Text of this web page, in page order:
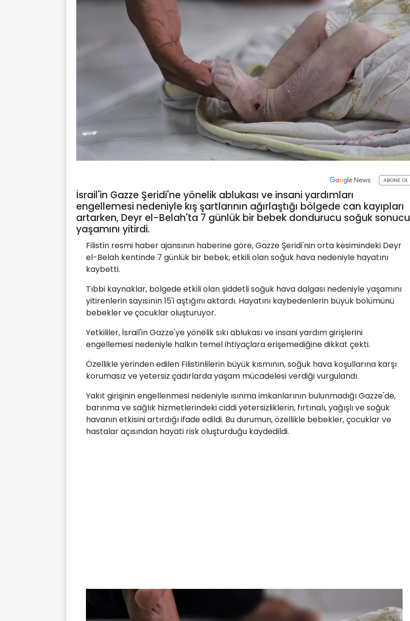
ABONE OL
İsrail'in Gazze Şeridi'ne yönelik ablukası ve insani yardımları
engellemesi nedeniyle kış şartlarının ağırlaştığı bölgede can kayıpları
artarken, Deyr el-Belah'ta 7 günlük bir bebek dondurucu soğuk sonucu
yaşamını yitirdi.
Filistin resmi haber ajansının haberine göre, Gazze Şeridi'nin orta kesimindeki Deyr
el-Belah kentinde 7 günlük bir bebek, etkili olan soğuk hava nedeniyle hayatını
kaybetti.
Tıbbi kaynaklar, bölgede etkili olan şiddetli soğuk hava dalgası nedeniyle yaşamını
yitirenlerin sayısının 15'i aştığını aktardı. Hayatını kaybedenlerin büyük bölümünü
bebekler ve çocuklar oluşturuyor.
Yetkililer, İsrail'in Gazze'ye yönelik sıkı ablukası ve insani yardım girişlerini
engellemesi nedeniyle halkın temel ihtiyaçlara erişemediğine dikkat çekti.
Özellikle yerinden edilen Filistinlilerin büyük kısmının, soğuk hava koşullarına karşı
korumasız ve yetersiz çadırlarda yaşam mücadelesi verdiği vurgulandı.
Yakıt girişinin engellenmesi nedeniyle ısınma imkanlarının bulunmadığı Gazze'de,
barınma ve sağlık hizmetlerindeki ciddi yetersizliklerin, fırtınalı, yağışlı ve soğuk
havanın etkisini artırdığı ifade edildi. Bu durumun, özellikle bebekler, çocuklar ve
hastalar açısından hayati risk oluşturduğu kaydedildi.